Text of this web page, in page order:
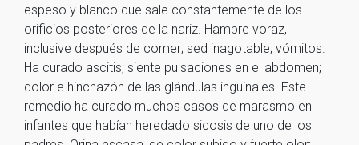
espeso y blanco que sale constantemente de los
orificios posteriores de la nariz. Hambre voraz,
inclusive después de comer; sed inagotable; vómitos.
Ha curado ascitis; siente pulsaciones en el abdomen;
dolor e hinchazón de las glándulas inguinales. Este
remedio ha curado muchos casos de marasmo en
infantes que habían heredado sicosis de uno de los